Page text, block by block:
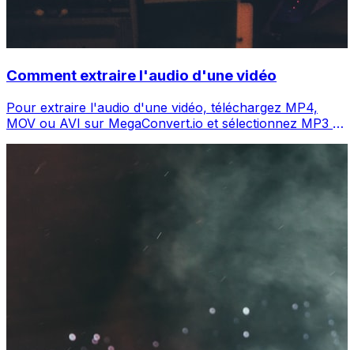
Comment extraire l'audio d'une vidéo
Pour extraire l'audio d'une vidéo, téléchargez MP4,
MOV ou AVI sur MegaConvert.io et sélectionnez MP3 —